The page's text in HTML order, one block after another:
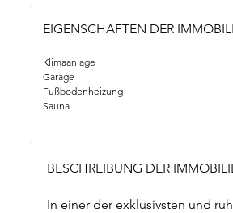
EIGENSCHAFTEN DER
Klimaanlage
Garage
Fußbodenheizung
Sauna
BESCHREIBUNG DER
In einer der exklusivsten und